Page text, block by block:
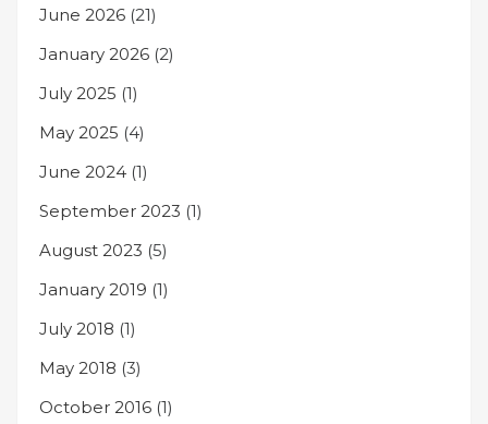
June 2026 (21)
January 2026 (2)
July 2025 (1)
May 2025 (4)
June 2024 (1)
September 2023 (1)
August 2023 (5)
January 2019 (1)
July 2018 (1)
May 2018 (3)
October 2016 (1)